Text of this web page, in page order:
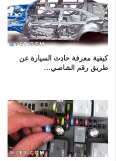
كيفية معرفة حادث السيارة عن
طريق رقم الشاصي…